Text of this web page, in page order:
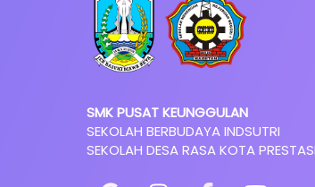
SMK PUSAT KEUNGGULAN
SEKOLAH BERBUDAYA INDSUTRI
SEKOLAH DESA RASA KOTA